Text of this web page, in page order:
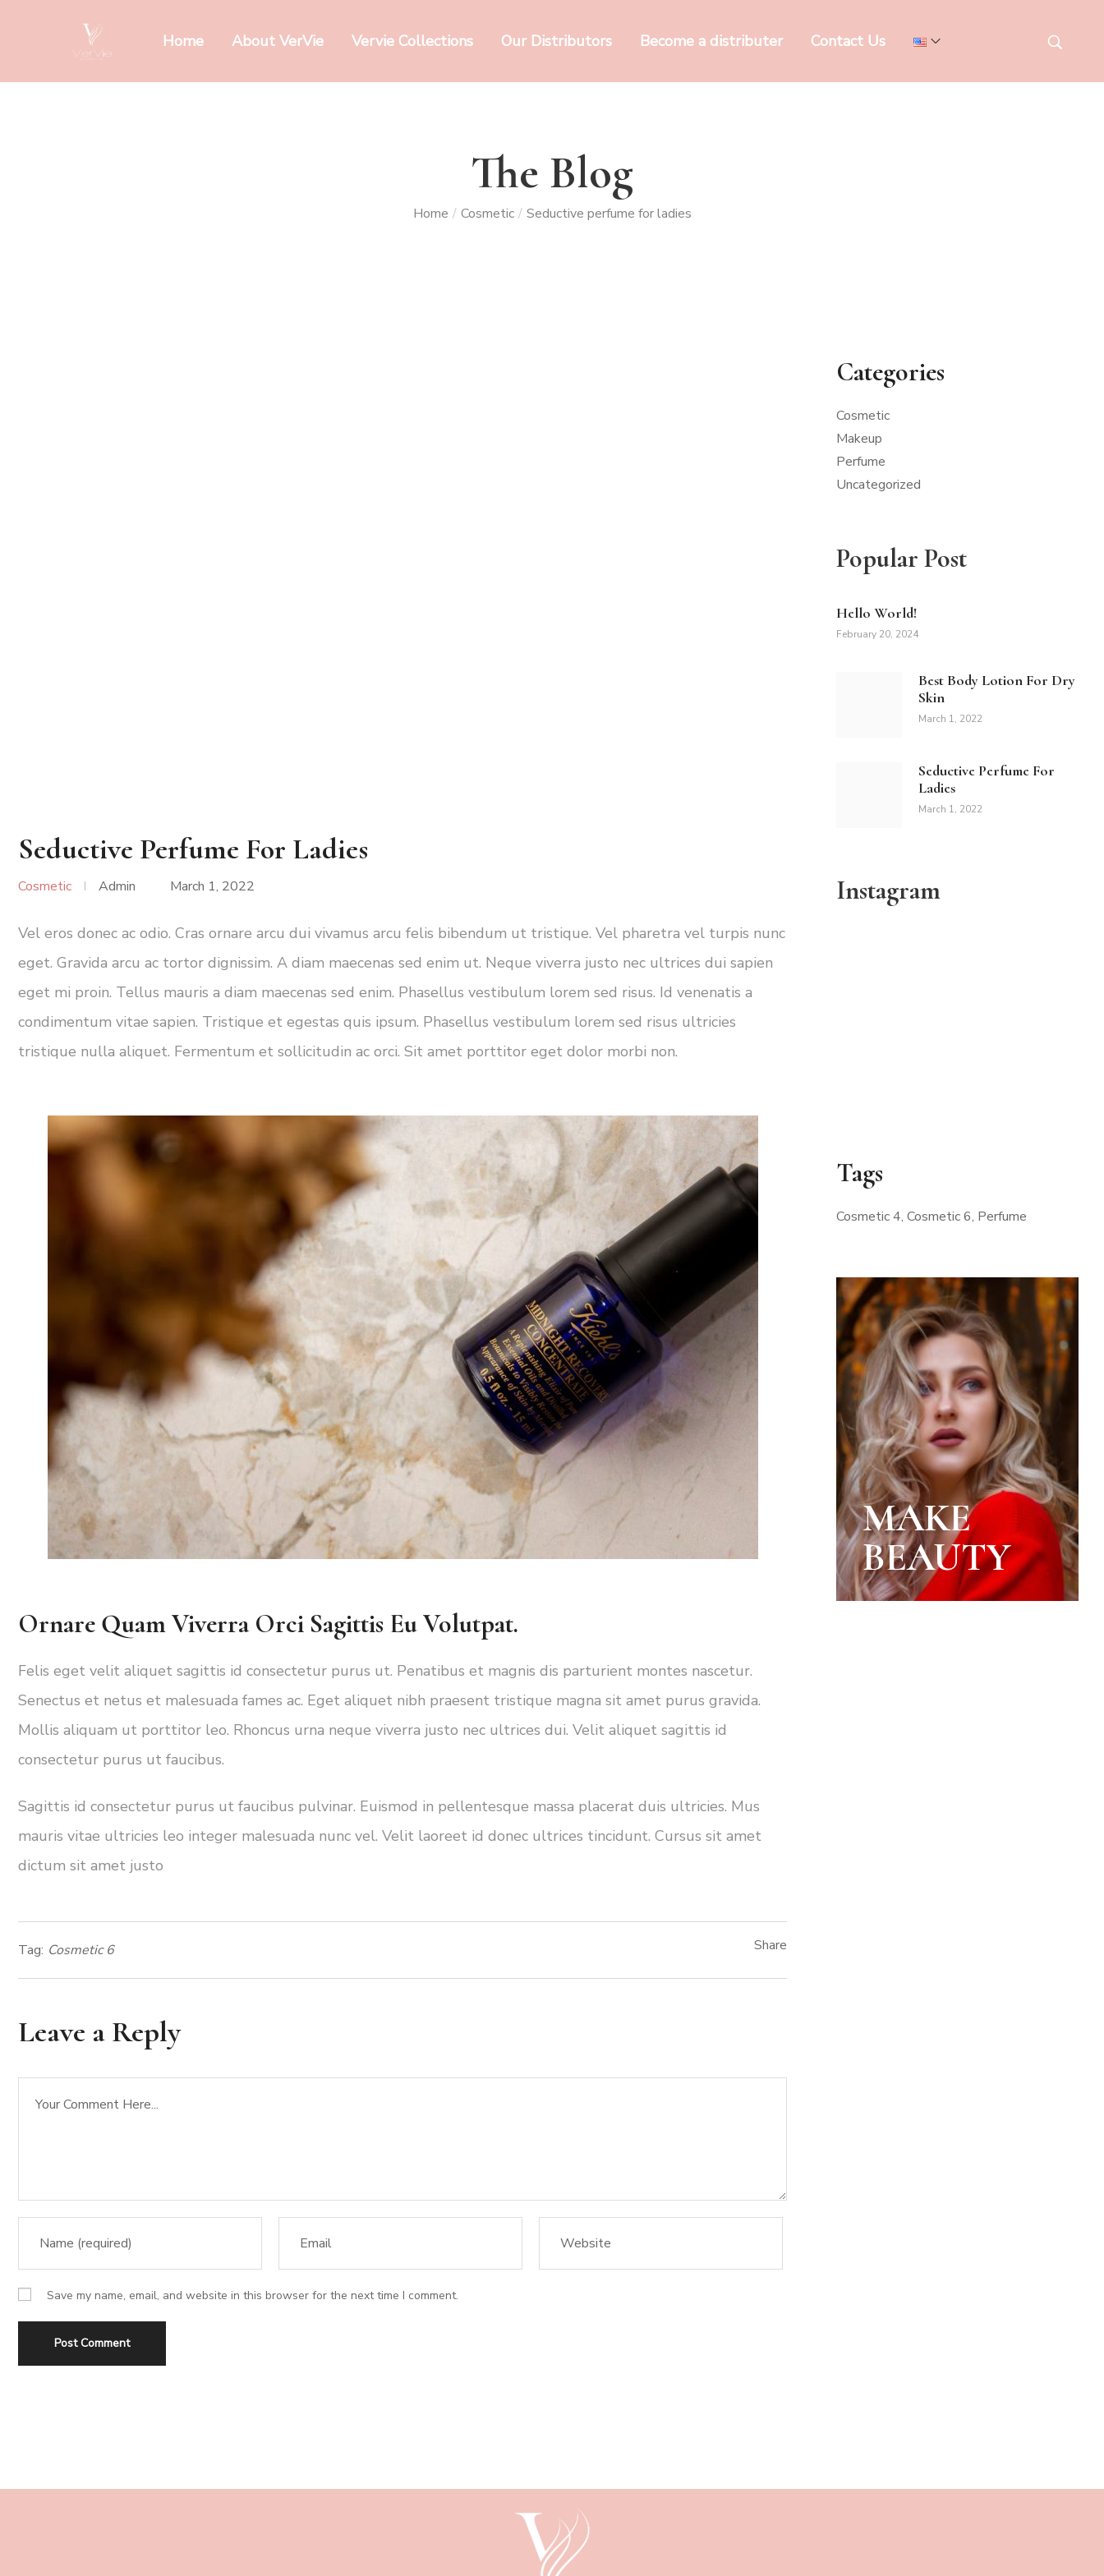
Home About VerVie Vervie Collections Our Distributors Become a distributer Contact Us
The Blog
Home / Cosmetic / Seductive perfume for ladies
Seductive Perfume For Ladies
Cosmetic Admin March 1, 2022
Vel eros donec ac odio. Cras ornare arcu dui vivamus arcu felis bibendum ut tristique. Vel pharetra vel turpis nunc
eget. Gravida arcu ac tortor dignissim. A diam maecenas sed enim ut. Neque viverra justo nec ultrices dui sapien
eget mi proin. Tellus mauris a diam maecenas sed enim. Phasellus vestibulum lorem sed risus. Id venenatis a
condimentum vitae sapien. Tristique et egestas quis ipsum. Phasellus vestibulum lorem sed risus ultricies
tristique nulla aliquet. Fermentum et sollicitudin ac orci. Sit amet porttitor eget dolor morbi non.
Ornare Quam Viverra Orci Sagittis Eu Volutpat.
Felis eget velit aliquet sagittis id consectetur purus ut. Penatibus et magnis dis parturient montes nascetur.
Senectus et netus et malesuada fames ac. Eget aliquet nibh praesent tristique magna sit amet purus gravida.
Mollis aliquam ut porttitor leo. Rhoncus urna neque viverra justo nec ultrices dui. Velit aliquet sagittis id
consectetur purus ut faucibus.
Sagittis id consectetur purus ut faucibus pulvinar. Euismod in pellentesque massa placerat duis ultricies. Mus
mauris vitae ultricies leo integer malesuada nunc vel. Velit laoreet id donec ultrices tincidunt. Cursus sit amet
dictum sit amet justo
Tag: Cosmetic 6 Share
Leave a Reply
Save my name, email, and website in this browser for the next time I comment.
Categories
Cosmetic
Makeup
Perfume
Uncategorized
Popular Post
Hello World!
February 20, 2024
Best Body Lotion For Dry
Skin
March 1, 2022
Seductive Perfume For
Ladies
March 1, 2022
Instagram
Tags
Cosmetic 4 Cosmetic 6 Perfume
MAKE
BEAUTY